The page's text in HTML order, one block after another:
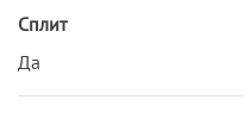
Сплит
Да